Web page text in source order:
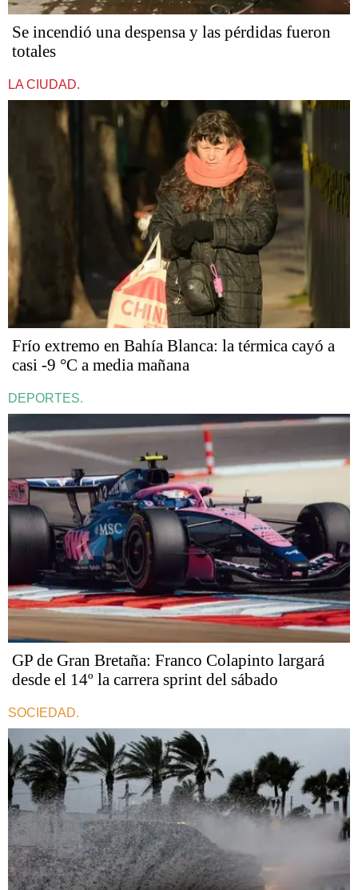
Se incendió una despensa y las pérdidas fueron
totales
LA CIUDAD.
Frío extremo en Bahía Blanca: la térmica cayó a
casi -9 °C a media mañana
DEPORTES.
GP de Gran Bretaña: Franco Colapinto largará
desde el 14º la carrera sprint del sábado
SOCIEDAD.